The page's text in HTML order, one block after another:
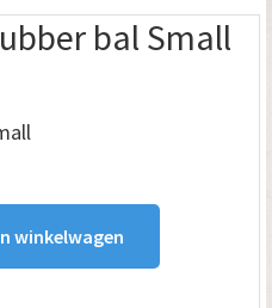
bal Small
winkelwagen